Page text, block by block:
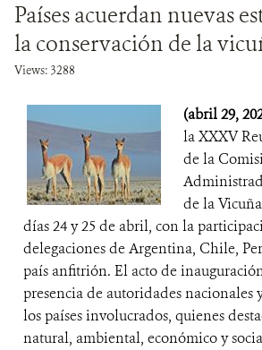
Países acuerdan nuevas
la conservación de la
Views: 3288
(abril 29,
la XXXV
de la
de la
días 24 y 25 de abril, con la
delegaciones de Argentina, Chile,
país anfitrión. El acto de
presencia de autoridades nacionales
los países involucrados, quienes
natural, ambiental, económico y